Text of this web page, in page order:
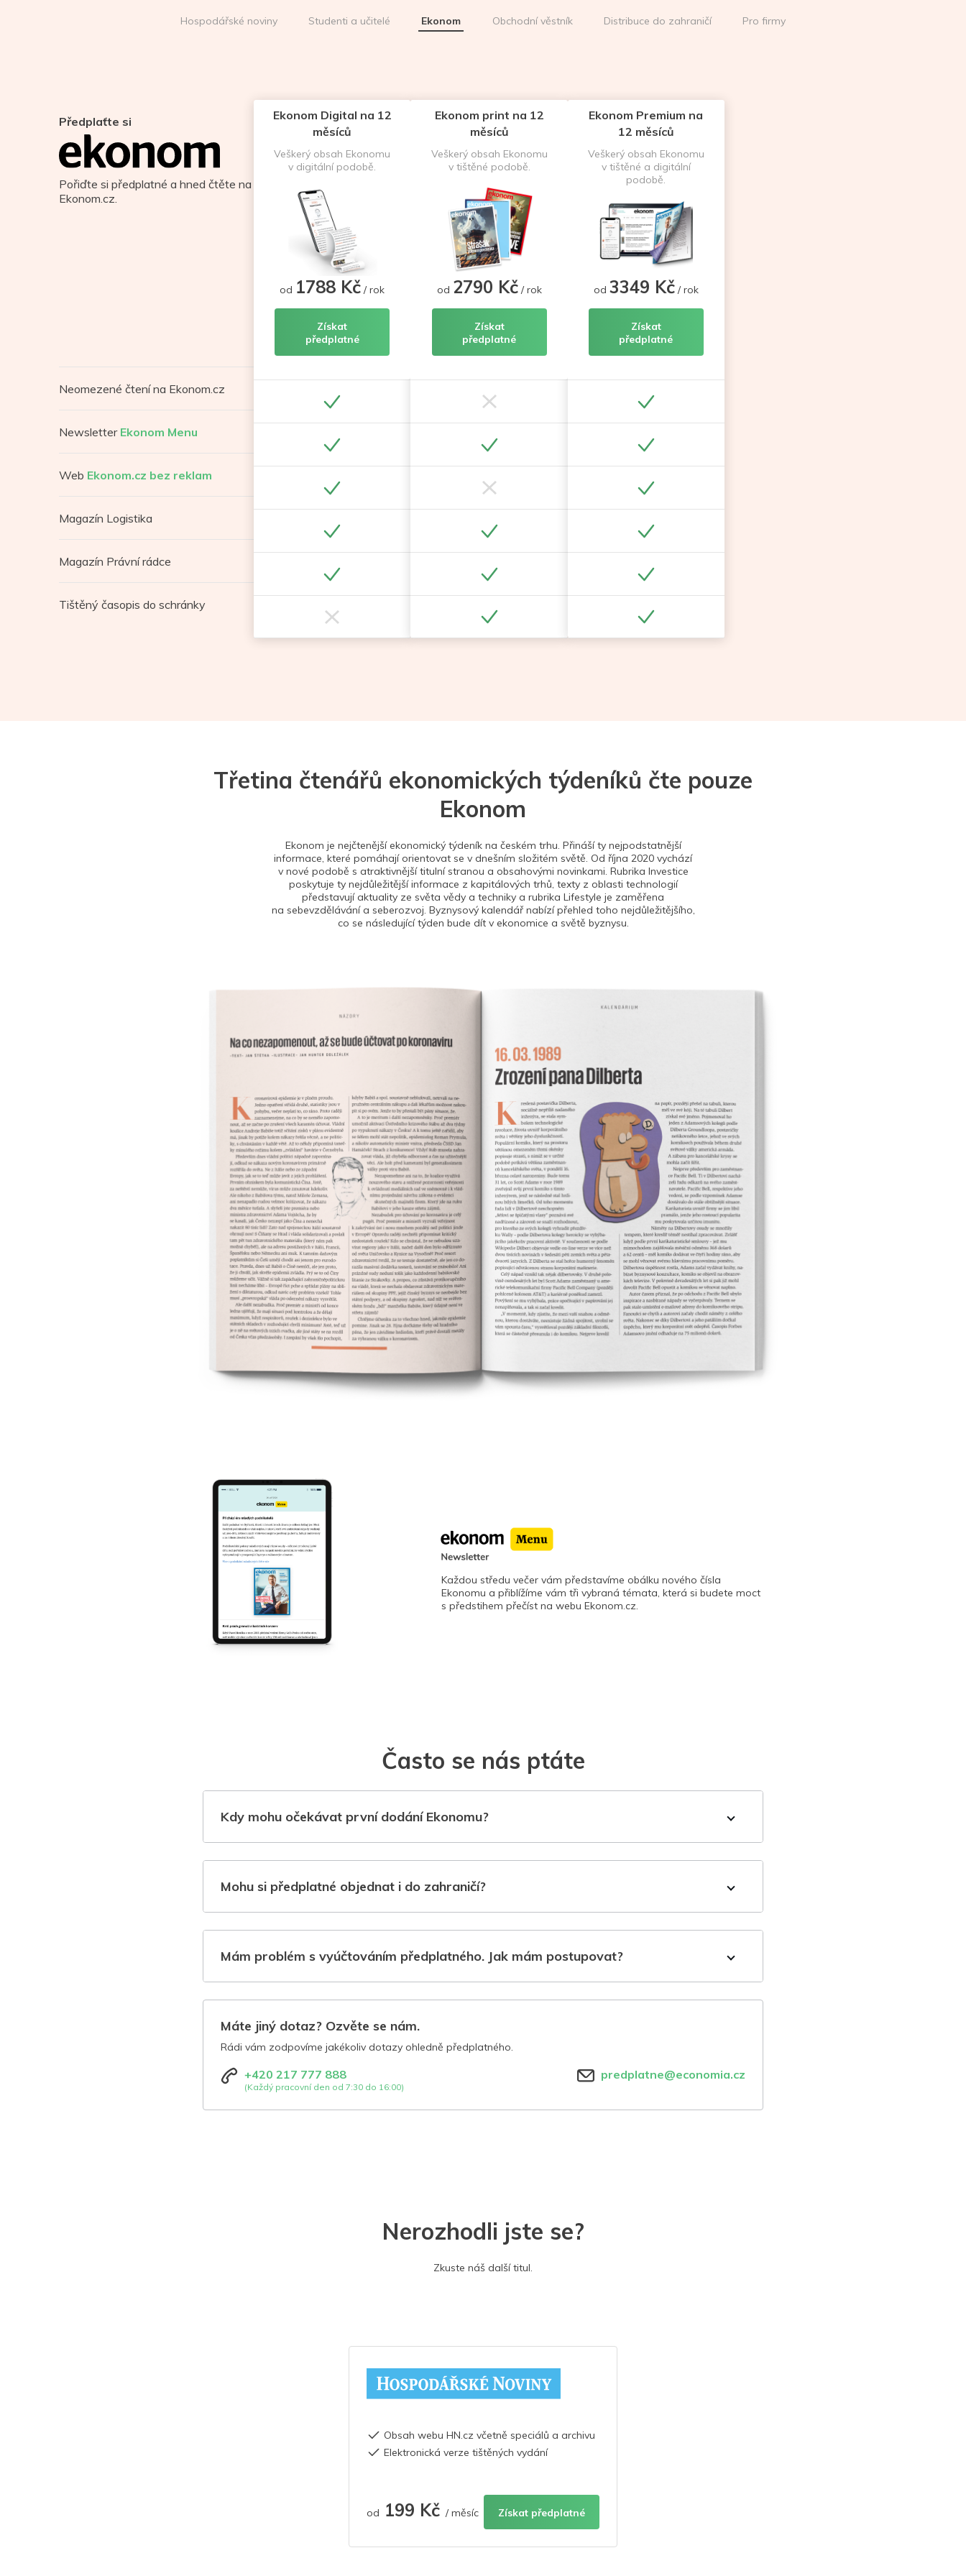
Hospodářské noviny Studenti a učitelé Ekonom Obchodní věstník Distribuce do zahraničí Pro firmy
Předplaťte si
Pořiďte si předplatné a hned čtěte na
Ekonom.cz.
Neomezené čtení na Ekonom.cz
Newsletter Ekonom Menu
Web Ekonom.cz bez reklam
Magazín Logistika
Magazín Právní rádce
Tištěný časopis do schránky
Ekonom Digital na 12
měsíců
Veškerý obsah Ekonomu
v digitální podobě.
od 1788 Kč / rok
Získat
předplatné
Ekonom print na 12
měsíců
Veškerý obsah Ekonomu
v tištěné podobě.
od 2790 Kč/ rok
Získat
předplatné
Ekonom Premium na
12 měsíců
Veškerý obsah Ekonomu
v tištěné a digitální
podobě.
od 3349 Kč/ rok
Získat
předplatné
Třetina čtenářů ekonomických týdeníků čte pouze
Ekonom
Ekonom je nejčtenější ekonomický týdeník na českém trhu. Přináší ty nejpodstatnější
informace, které pomáhají orientovat se v dnešním složitém světě. Od října 2020 vychází
v nové podobě s atraktivnější titulní stranou a obsahovými novinkami. Rubrika Investice
poskytuje ty nejdůležitější informace z kapitálových trhů, texty z oblasti technologií
představují aktuality ze světa vědy a techniky a rubrika Lifestyle je zaměřena
na sebevzdělávání a seberozvoj. Byznysový kalendář nabízí přehled toho nejdůležitějšího,
co se následující týden bude dít v ekonomice a světě byznysu.
Každou středu večer vám představíme obálku nového čísla
Ekonomu a přiblížíme vám tři vybraná témata, která si budete moct
s předstihem přečíst na webu Ekonom.cz.
Často se nás ptáte
Kdy mohu očekávat první dodání Ekonomu?
Mohu si předplatné objednat i do zahraničí?
Mám problém s vyúčtováním předplatného. Jak mám postupovat?
Máte jiný dotaz? Ozvěte se nám.
Rádi vám zodpovíme jakékoliv dotazy ohledně předplatného.
+420 217 777 888
(Každý pracovní den od 7:30 do 16:00)
predplatne@economia.cz
Nerozhodli jste se?
Zkuste náš další titul.
Obsah webu HN.cz včetně speciálů a archivu
Elektronická verze tištěných vydání
od 199 Kč / měsíc Získat předplatné